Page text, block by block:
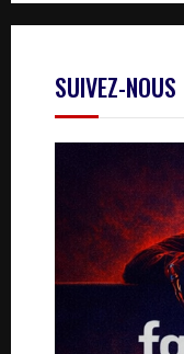
SUIVEZ-NOUS